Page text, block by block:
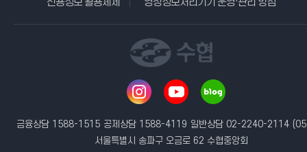
금융상담 1588-1515 공제상담 1588-4119 일반상담 02-2240-2114
서울특별시 송파구 오금로 62 수협중앙회